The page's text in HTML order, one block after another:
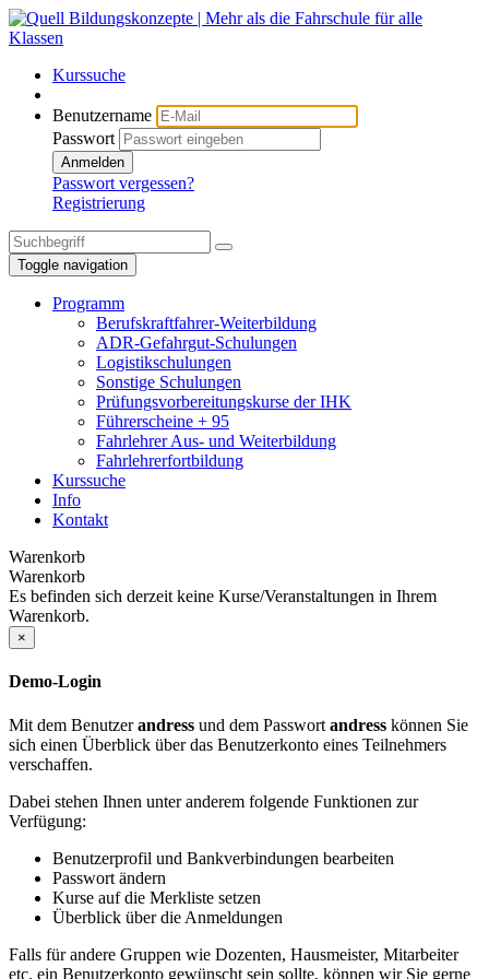
Kurssuche
Benutzername
Passwort
Anmelden
Passwort vergessen?
Registrierung
Toggle navigation
Programm
Berufskraftfahrer-Weiterbildung
ADR-Gefahrgut-Schulungen
Logistikschulungen
Sonstige Schulungen
Prüfungsvorbereitungskurse der IHK
Führerscheine + 95
Fahrlehrer Aus- und Weiterbildung
Fahrlehrerfortbildung
Kurssuche
Info
Kontakt
Warenkorb
Warenkorb
Es befinden sich derzeit keine Kurse/Veranstaltungen in Ihrem
Warenkorb.
×
Demo-Login
Mit dem Benutzerandress und dem Passwort andress können Sie
sich einen Überblick über das Benutzerkonto eines Teilnehmers
verschaffen.
Dabei stehen Ihnen unter anderem folgende Funktionen zur
Verfügung:
Benutzerprofil und Bankverbindungen bearbeiten
Passwort ändern
Kurse auf die Merkliste setzen
Überblick über die Anmeldungen
Falls für andere Gruppen wie Dozenten, Hausmeister, Mitarbeiter
etc. ein Benutzerkonto gewünscht sein sollte, können wir Sie gerne